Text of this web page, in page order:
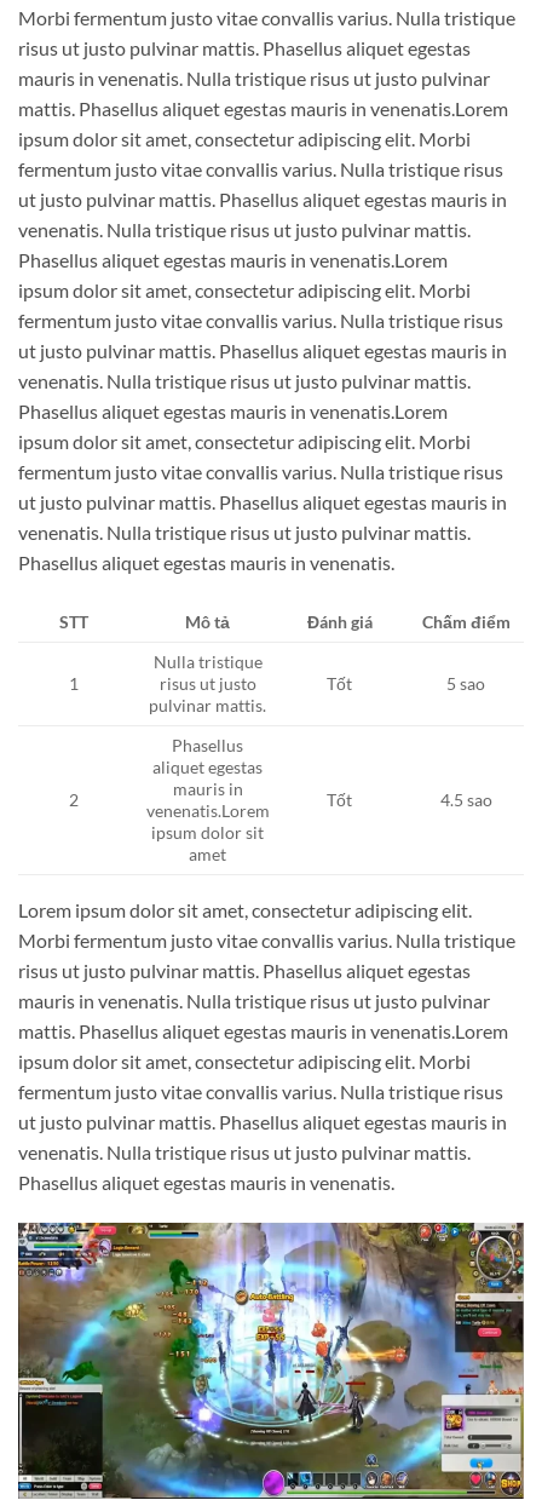
Morbi fermentum justo vitae convallis varius. Nulla tristique
risus ut justo pulvinar mattis. Phasellus aliquet egestas
mauris in venenatis. Nulla tristique risus ut justo pulvinar
mattis. Phasellus aliquet egestas mauris in venenatis.Lorem
ipsum dolor sit amet, consectetur adipiscing elit. Morbi
fermentum justo vitae convallis varius. Nulla tristique risus
ut justo pulvinar mattis. Phasellus aliquet egestas mauris in
venenatis. Nulla tristique risus ut justo pulvinar mattis.
Phasellus aliquet egestas mauris in venenatis.Lorem
ipsum dolor sit amet, consectetur adipiscing elit. Morbi
fermentum justo vitae convallis varius. Nulla tristique risus
ut justo pulvinar mattis. Phasellus aliquet egestas mauris in
venenatis. Nulla tristique risus ut justo pulvinar mattis.
Phasellus aliquet egestas mauris in venenatis.Lorem
ipsum dolor sit amet, consectetur adipiscing elit. Morbi
fermentum justo vitae convallis varius. Nulla tristique risus
ut justo pulvinar mattis. Phasellus aliquet egestas mauris in
venenatis. Nulla tristique risus ut justo pulvinar mattis.
Phasellus aliquet egestas mauris in venenatis.
STT Mô tả Đánh giá Chấm điểm
1
Nulla tristique
risus ut justo
pulvinar mattis.
Tốt 5 sao
2
Phasellus
aliquet egestas
mauris in
venenatis.Lorem
ipsum dolor sit
amet
Tốt 4.5 sao
Lorem ipsum dolor sit amet, consectetur adipiscing elit.
Morbi fermentum justo vitae convallis varius. Nulla tristique
risus ut justo pulvinar mattis. Phasellus aliquet egestas
mauris in venenatis. Nulla tristique risus ut justo pulvinar
mattis. Phasellus aliquet egestas mauris in venenatis.Lorem
ipsum dolor sit amet, consectetur adipiscing elit. Morbi
fermentum justo vitae convallis varius. Nulla tristique risus
ut justo pulvinar mattis. Phasellus aliquet egestas mauris in
venenatis. Nulla tristique risus ut justo pulvinar mattis.
Phasellus aliquet egestas mauris in venenatis.